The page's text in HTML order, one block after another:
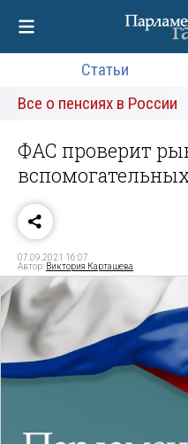
Статьи
Все о пенсиях в России
ФАС проверит
07.09.2021 16:07
Автор: Виктория Карташева